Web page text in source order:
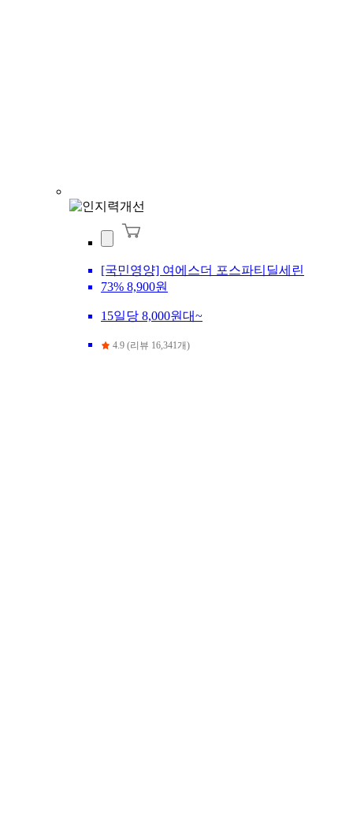
[국민영양] 여에스더 포스파티딜세린
73% 8,900원
15일당 8,000원대~
4.9 (리뷰 16,341개)